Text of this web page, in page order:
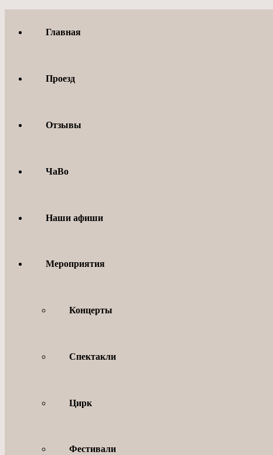
содержимомуГлавная
Проезд
Отзывы
ЧаВо
Наши афиши
Мероприятия
Концерты
Спектакли
Цирк
Фестивали